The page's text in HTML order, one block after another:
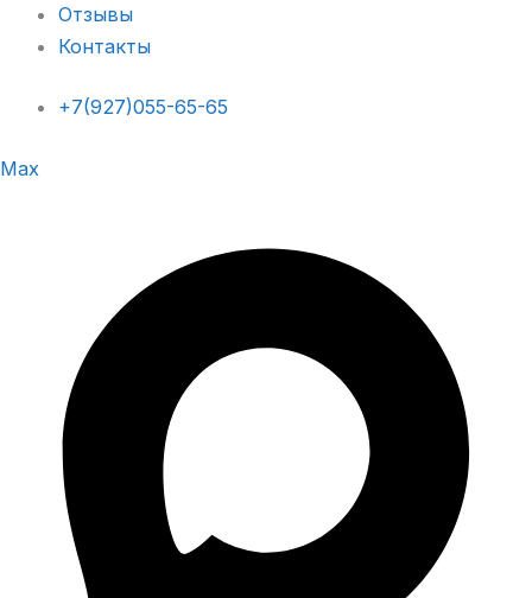
Отзывы
Контакты
+7(927)055-65-65
Max